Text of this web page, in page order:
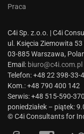
Praca
C4i Sp. z.o.o. | C4i
ul. Księcia Ziemowita
03-885 Warszawa,
Email: biuro@c4i.com.pl
Telefon: +48 22 398-33-
Kom.: +48 790 400 142
Serwis: +48 515-590-370
poniedziałek – piątek:
© C4i Consultants for